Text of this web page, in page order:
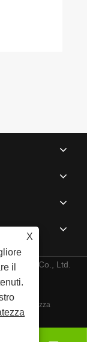
Co., Ltd.
riservatezza
X
il